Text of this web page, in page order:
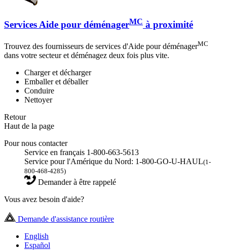
Services Aide pour déménagerMC à proximité
Trouvez des fournisseurs de services d'Aide pour déménagerMC
dans votre secteur et déménagez deux fois plus vite.
Charger et décharger
Emballer et déballer
Conduire
Nettoyer
Retour
Haut de la page
Pour nous contacter
Service en français 1-800-663-5613
Service pour l'Amérique du Nord: 1-800-GO-U-HAUL(1-
800-468-4285)
Demander à être rappelé
Vous avez besoin d'aide?
Demande d'assistance routière
English
Español